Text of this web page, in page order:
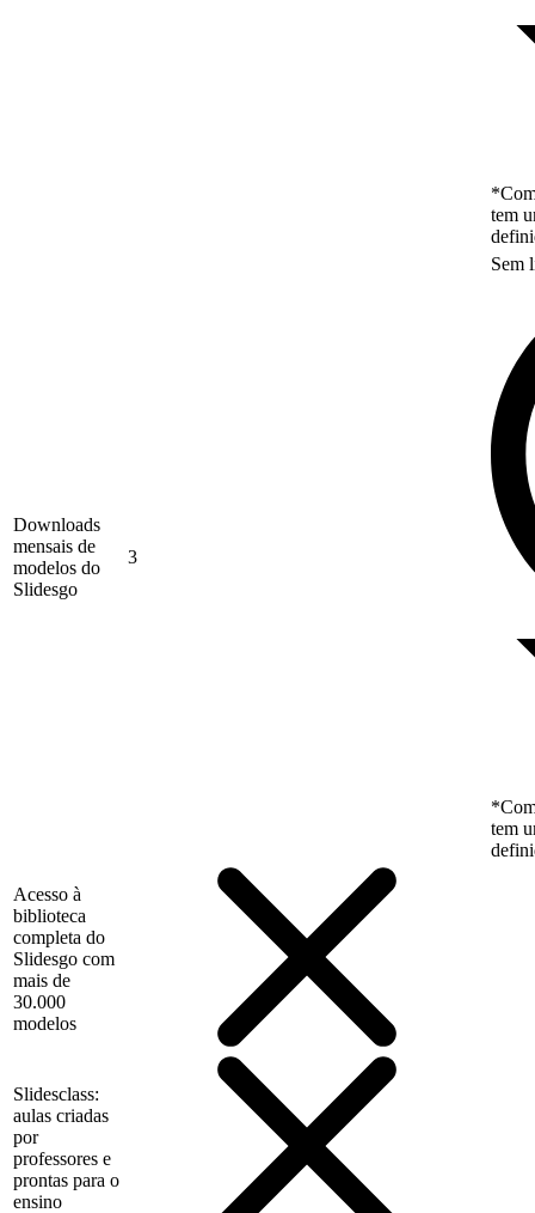
tem
Downloads
mensais de
modelos do
Slidesgo
3
Sem
tem
Acesso à
biblioteca
completa do
Slidesgo com
mais de
30.000
modelos
Slidesclass:
aulas criadas
por
professores e
prontas para o
ensino